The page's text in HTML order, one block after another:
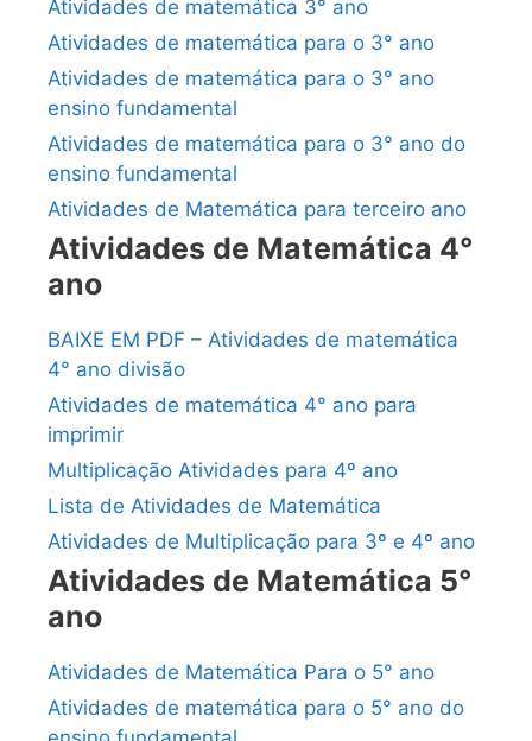
Atividades de matemática 3° ano
Atividades de matemática para o 3° ano
Atividades de matemática para o 3° ano
ensino fundamental
Atividades de matemática para o 3° ano do
ensino fundamental
Atividades de Matemática para terceiro ano
Atividades de Matemática 4°
ano
BAIXE EM PDF – Atividades de matemática
4° ano divisão
Atividades de matemática 4° ano para
imprimir
Multiplicação Atividades para 4º ano
Lista de Atividades de Matemática
Atividades de Multiplicação para 3º e 4º ano
Atividades de Matemática 5°
ano
Atividades de Matemática Para o 5° ano
Atividades de matemática para o 5° ano do